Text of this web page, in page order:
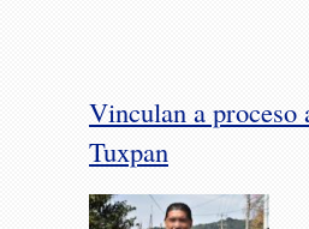
Vinculan a proceso
Tuxpan